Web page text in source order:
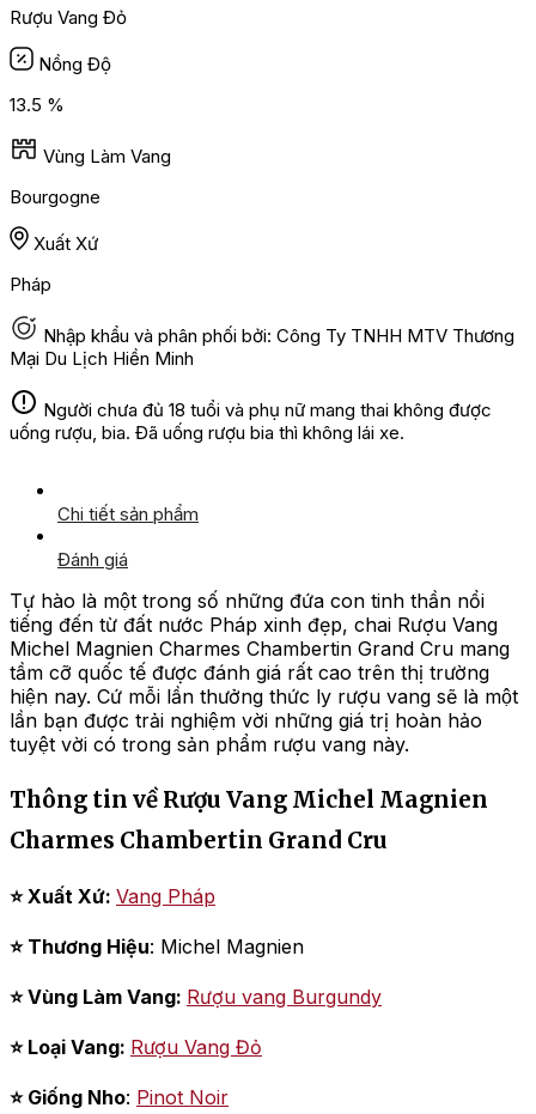
Rượu Vang Đỏ
Nồng Độ
13.5 %
Vùng Làm Vang
Bourgogne
Xuất Xứ
Pháp
Nhập khẩu và phân phối bởi: Công Ty TNHH MTV Thương
Mại Du Lịch Hiền Minh
Người chưa đủ 18 tuổi và phụ nữ mang thai không được
uống rượu, bia. Đã uống rượu bia thì không lái xe.
Chi tiết sản phẩm
Đánh giá
Tự hào là một trong số những đứa con tinh thần nổi
tiếng đến từ đất nước Pháp xinh đẹp, chai Rượu Vang
Michel Magnien Charmes Chambertin Grand Cru mang
tầm cỡ quốc tế được đánh giá rất cao trên thị trường
hiện nay. Cứ mỗi lần thưởng thức ly rượu vang sẽ là một
lần bạn được trải nghiệm vời những giá trị hoàn hảo
tuyệt vời có trong sản phẩm rượu vang này.
Thông tin về Rượu Vang Michel Magnien
Charmes Chambertin Grand Cru
⭐ Xuất Xứ: Vang Pháp
⭐ Thương Hiệu: Michel Magnien
⭐ Vùng Làm Vang: Rượu vang Burgundy
⭐ Loại Vang: Rượu Vang Đỏ
⭐ Giống Nho: Pinot Noir